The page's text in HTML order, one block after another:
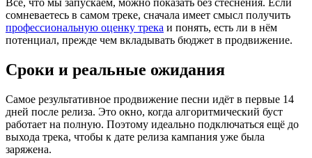
Всё, что мы запускаем, можно показать без стеснения. Если
сомневаетесь в самом треке, сначала имеет смысл получить
профессиональную оценку трека и понять, есть ли в нём
потенциал, прежде чем вкладывать бюджет в продвижение.
Сроки и реальные ожидания
Самое результативное продвижение песни идёт в первые 14
дней после релиза. Это окно, когда алгоритмический буст
работает на полную. Поэтому идеально подключаться ещё до
выхода трека, чтобы к дате релиза кампания уже была
заряжена.